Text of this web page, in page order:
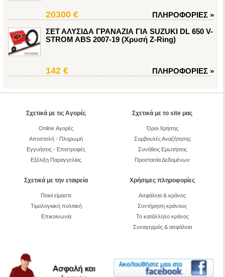
20300 € ΠΛΗΡΟΦΟΡΙΕΣ »
ΣΕΤ ΑΛΥΣΙΔΑ ΓΡΑΝΑΖΙΑ ΓΙΑ SUZUKI DL 650 V-
STROM ABS 2007-19 (Χρυσή Z-Ring)
142 € ΠΛΗΡΟΦΟΡΙΕΣ »
Σχετικά με τις Αγορές
Online Αγορές
Αποστολή - Πληρωμή
Εγγυήσεις - Επιστροφές
Εξέλιξη Παραγγελίας
Σχετικά με το site μας
Όροι Χρήσης
Συμβουλές Αναζήτησης
Συνήθεις Ερωτήσεις
Προστασία Δεδομένων
Σχετικά με την εταιρεία
Ποιοί είμαστε
Τιμολογιακή πολιτική
Επικοινωνία
Χρήσιμες πληροφορίες
Ασφάλεια & κράνος
Συντήρηση κράνους
Το κατάλληλο κράνος
Συναγερμός & ασφάλεια